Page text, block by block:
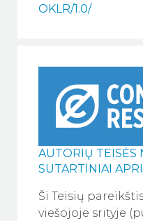
OKLR/1.0/
AUTORIŲ TEISĖS
SUTARTINIAI
Ši Teisių
viešojoje srityje